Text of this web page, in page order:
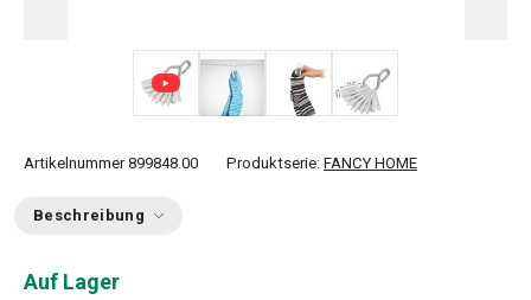
Artikelnummer 899848.00 Produktserie: FANCY HOME
Beschreibung
Auf Lager